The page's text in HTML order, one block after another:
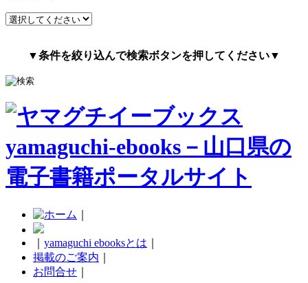
▼条件を絞り込んで検索ボタンを押してください▼
yamaguchi ebooksとは
掲載のご案内
お問合せ